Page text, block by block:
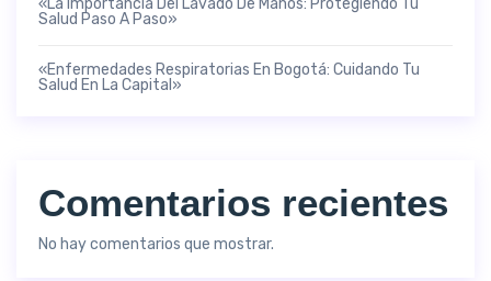
«La Importancia Del Lavado De Manos: Protegiendo Tu
Salud Paso A Paso»
«Enfermedades Respiratorias En Bogotá: Cuidando Tu
Salud En La Capital»
Comentarios recientes
No hay comentarios que mostrar.